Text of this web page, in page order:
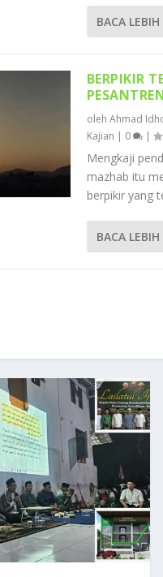
BACA
BERPIKIR
oleh Ahmad
Kajian | 0 |
Mengkaji
mazhab itu
berpikir yang
BACA